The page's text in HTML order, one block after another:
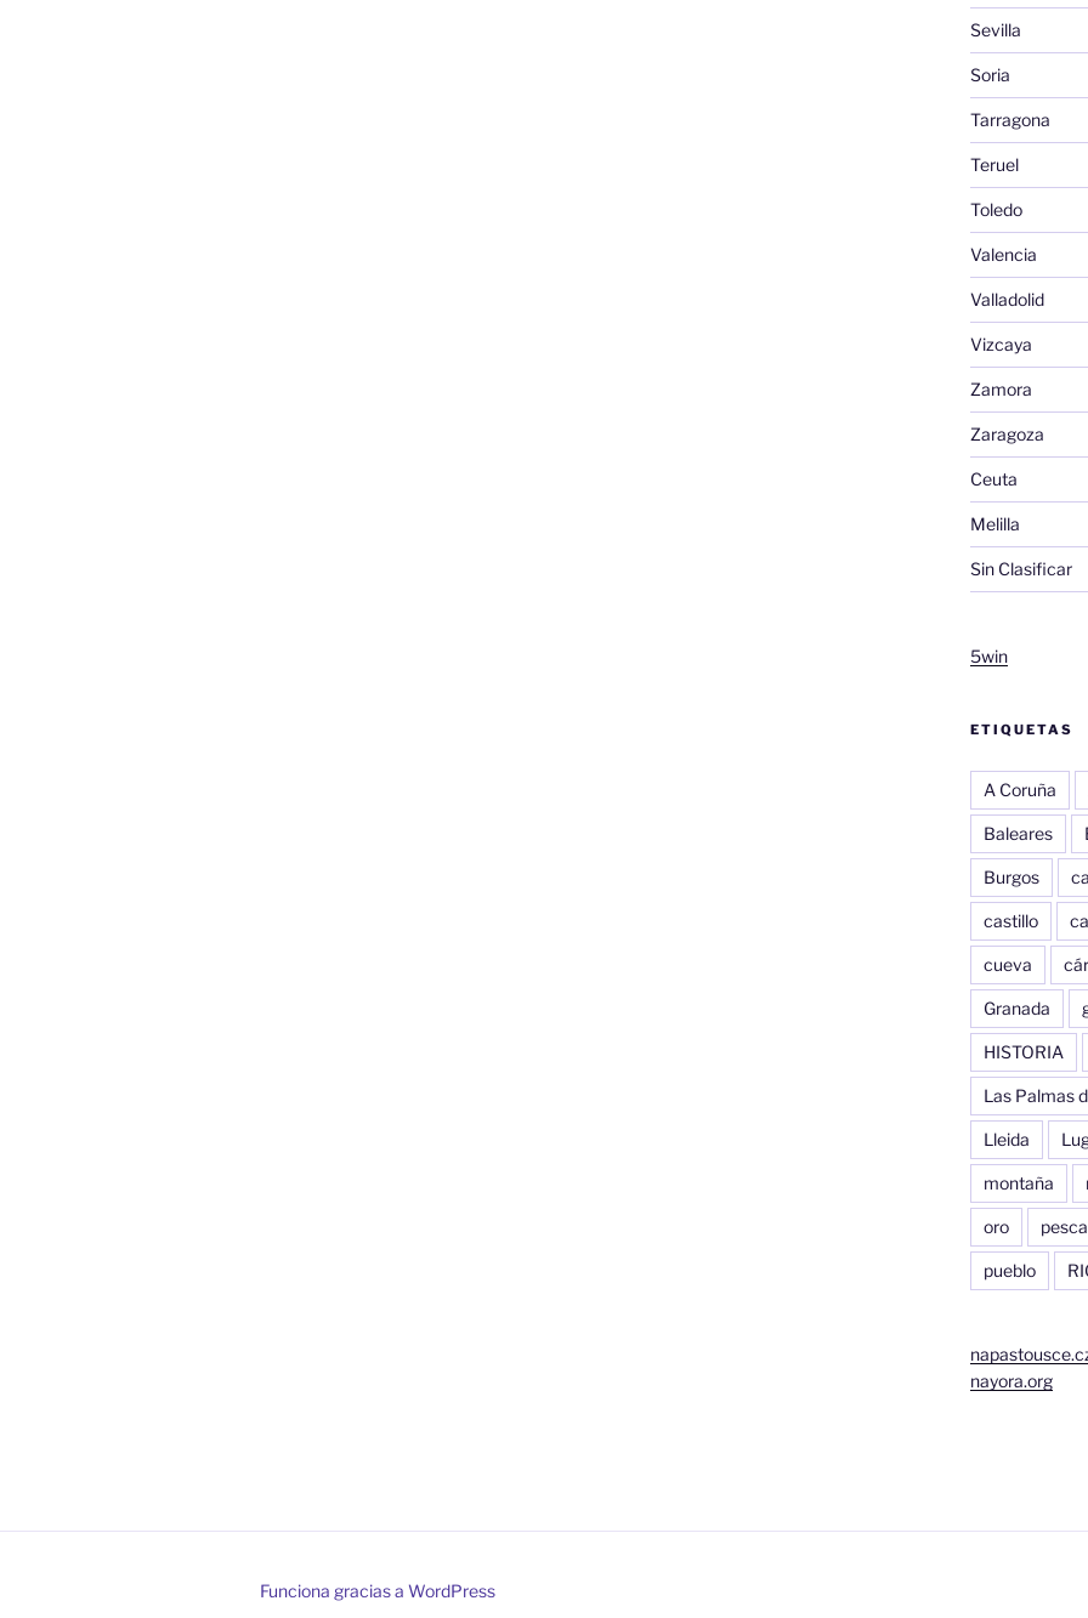
Sevilla
Soria
Tarragona
Teruel
Toledo
Valencia
Valladolid
Vizcaya
Zamora
Zaragoza
Ceuta
Melilla
Sin Clasificar
5win
ETIQUETAS
A Coruña
Baleares
Burgos
castillo
cueva
Granada
HISTORIA
Las Palmas
Lleida
montaña
oro pesca
pueblo
nayora.org
Funciona gracias a WordPress